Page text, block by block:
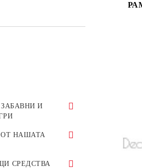
И
НАШАТА
СРЕДСТВА